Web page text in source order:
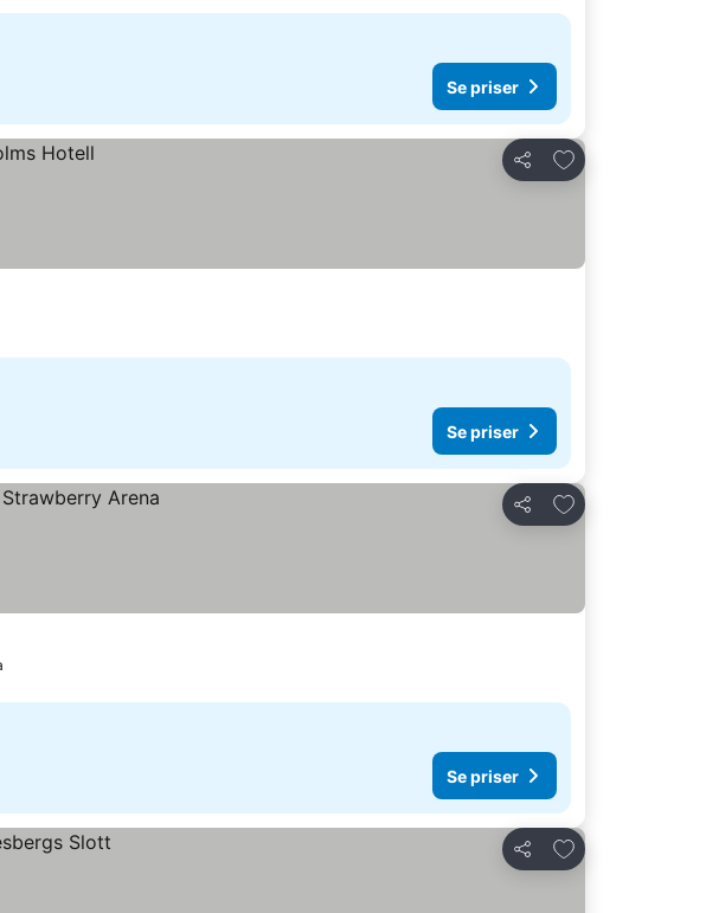
Se priser
Del
Føj til favoritter
Se priser
Del
Føj til favoritter
Se priser
Del
Føj til favoritter